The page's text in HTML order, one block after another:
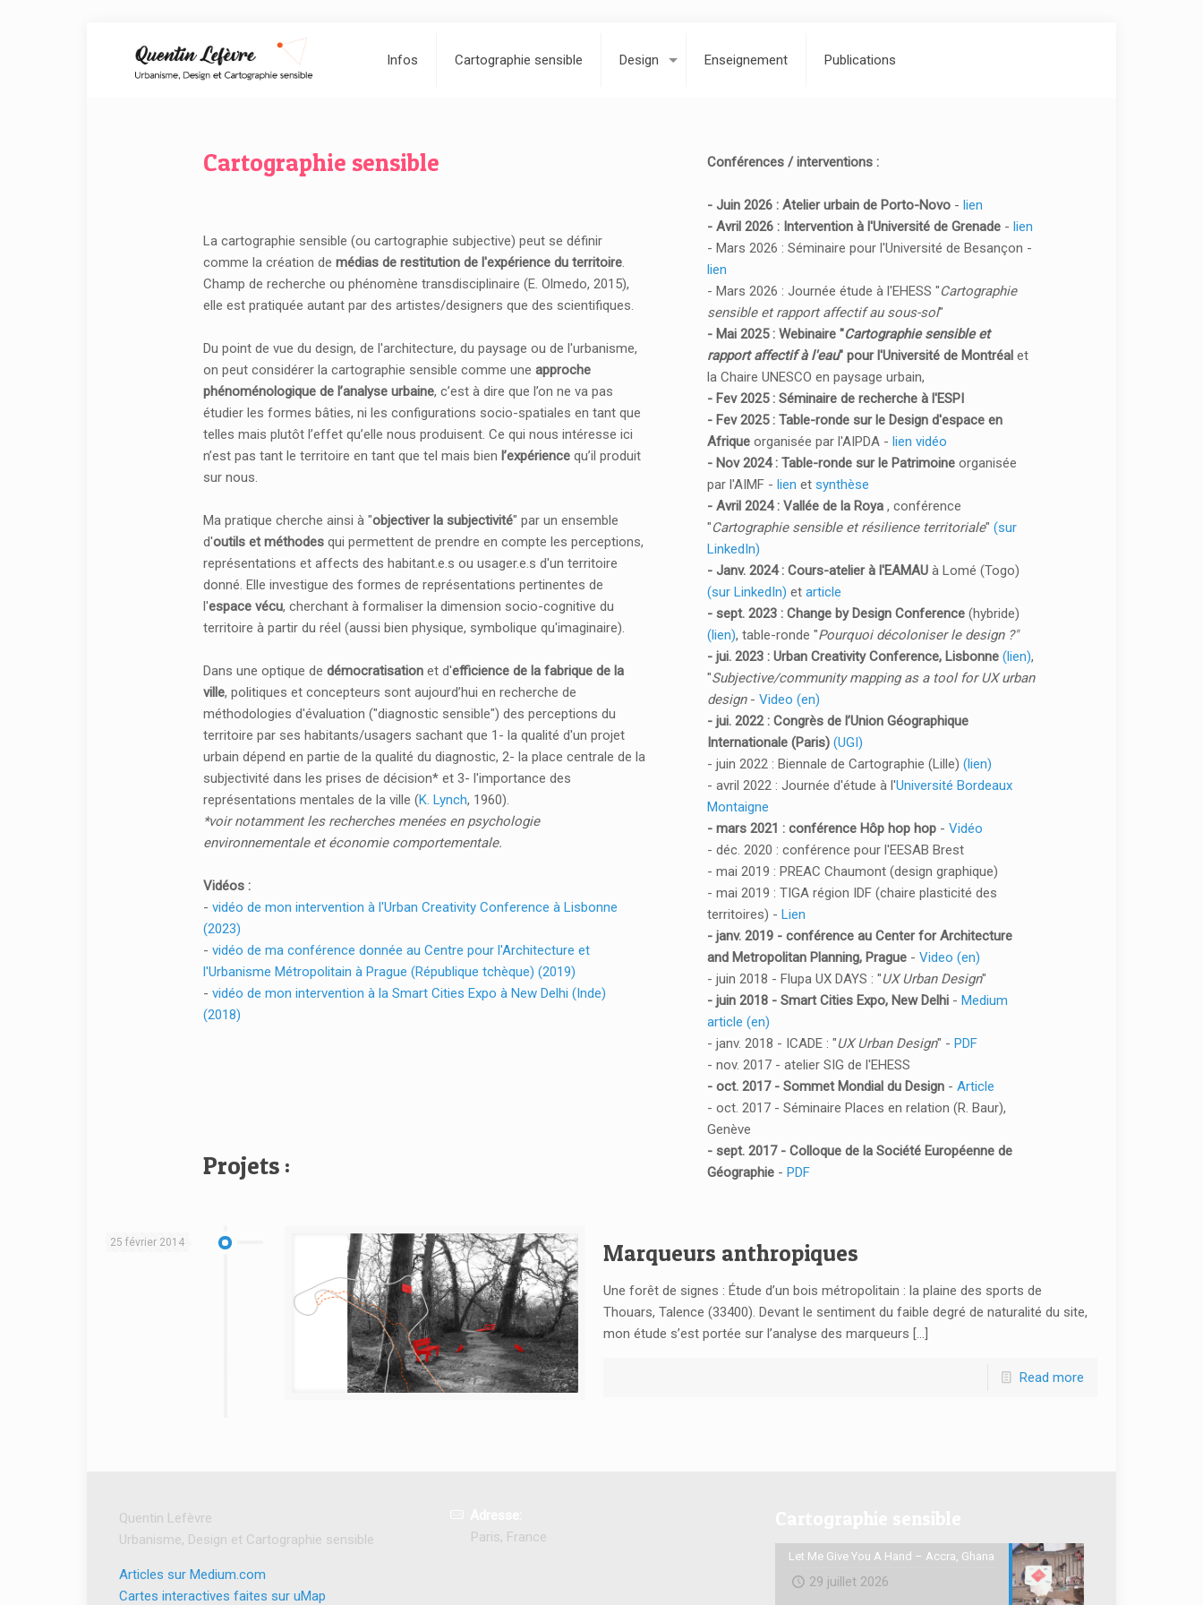
Infos Cartographie sensible Design Enseignement Publications
Cartographie sensible
La cartographie sensible (ou cartographie subjective) peut se définir
comme la création de médias de restitution de l'expérience du territoire.
Champ de recherche ou phénomène transdisciplinaire (E. Olmedo, 2015),
elle est pratiquée autant par des artistes/designers que des scientifiques.
Du point de vue du design, de l'architecture, du paysage ou de l'urbanisme,
on peut considérer la cartographie sensible comme une approche
phénoménologique de l’analyse urbaine, c’est à dire que l’on ne va pas
étudier les formes bâties, ni les configurations socio-spatiales en tant que
telles mais plutôt l’effet qu’elle nous produisent. Ce qui nous intéresse ici
n’est pas tant le territoire en tant que tel mais bien l’expériencequ’il produit
sur nous.
Ma pratique cherche ainsi à "objectiver la subjectivité" par un ensemble
d'outils et méthodesqui permettent de prendre en compte les perceptions,
représentations et affects des habitant.e.s ou usager.e.s d'un territoire
donné. Elle investigue des formes de représentations pertinentes de
l'espace vécu, cherchant à formaliser la dimension socio-cognitive du
territoire à partir du réel (aussi bien physique, symbolique qu'imaginaire).
Dans une optique de démocratisationet d'efficience de la fabrique de la
ville, politiques et concepteurs sont aujourd’hui en recherche de
méthodologies d'évaluation ("diagnostic sensible") des perceptions du
territoire par ses habitants/usagers sachant que 1- la qualité d'un projet
urbain dépend en partie de la qualité du diagnostic, 2- la place centrale de la
subjectivité dans les prises de décision* et 3- l'importance des
représentations mentales de la ville (K. Lynch, 1960).
*voir notamment les recherches menées en psychologie
environnementale et économie comportementale.
Vidéos :
- vidéo de mon intervention à l'Urban Creativity Conference à Lisbonne
(2023)
- vidéo de ma conférence donnée au Centre pour l'Architecture et
l'Urbanisme Métropolitain à Prague (République tchèque) (2019)
- vidéo de mon intervention à la Smart Cities Expo à New Delhi (Inde)
(2018)
Projets :
Conférences / interventions :
- Juin 2026 : Atelier urbain de Porto-Novo - lien
- Avril 2026 : Intervention à l'Université de Grenade - lien
- Mars 2026 : Séminaire pour l'Université de Besançon -
lien
- Mars 2026 : Journée étude à l'EHESS "Cartographie
sensible et rapport affectif au sous-sol"
- Mai 2025 : Webinaire "Cartographie sensible et
rapport affectif à l'eau" pour l'Université de Montréalet
la Chaire UNESCO en paysage urbain,
- Fev 2025 : Séminaire de recherche à l'ESPI
- Fev 2025 : Table-ronde sur le Design d'espace en
Afrique organisée par l'AIPDA - lien vidéo
- Nov 2024 : Table-ronde sur le Patrimoine organisée
par l'AIMF - lien et synthèse
- Avril 2024 : Vallée de la Roya , conférence
"Cartographie sensible et résilience territoriale" (sur
LinkedIn)
- Janv. 2024 : Cours-atelier à l'EAMAUà Lomé (Togo)
(sur LinkedIn) et article
- sept. 2023 : Change by Design Conference (hybride)
(lien), table-ronde "Pourquoi décoloniser le design ?"
- jui. 2023 : Urban Creativity Conference, Lisbonne (lien),
"Subjective/community mapping as a tool for UX urban
design- Video (en)
- jui. 2022 : Congrès de l’Union Géographique
Internationale (Paris) (UGI)
- juin 2022 : Biennale de Cartographie (Lille) (lien)
- avril 2022 : Journée d'étude à l'Université Bordeaux
Montaigne
- mars 2021 : conférence Hôp hop hop - Vidéo
- déc. 2020 : conférence pour l'EESAB Brest
- mai 2019 : PREAC Chaumont (design graphique)
- mai 2019 : TIGA région IDF (chaire plasticité des
territoires) - Lien
- janv. 2019 - conférence au Center for Architecture
and Metropolitan Planning, Prague- Video (en)
- juin 2018 - Flupa UX DAYS : "UX Urban Design"
- juin 2018 - Smart Cities Expo, New Delhi- Medium
article (en)
- janv. 2018 - ICADE : "UX Urban Design" - PDF
- nov. 2017 - atelier SIG de l'EHESS
- oct. 2017 - Sommet Mondial du Design- Article
- oct. 2017 - Séminaire Places en relation (R. Baur),
Genève
- sept. 2017 - Colloque de la Société Européenne de
Géographie- PDF
25 février 2014 Marqueurs anthropiques
Une forêt de signes : Étude d’un bois métropolitain : la plaine des sports de
Thouars, Talence (33400). Devant le sentiment du faible degré de naturalité du site,
mon étude s’est portée sur l’analyse des marqueurs […]
Read more
Quentin Lefèvre
Urbanisme, Design et Cartographie sensible
Articles sur Medium.com
Cartes interactives faites sur uMap
Paris, France
Let Me Give You A Hand – Accra, Ghana
29 juillet 2026